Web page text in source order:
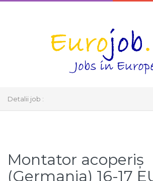
Detalii job :
Montator acoperiș
(Germania) 16-17